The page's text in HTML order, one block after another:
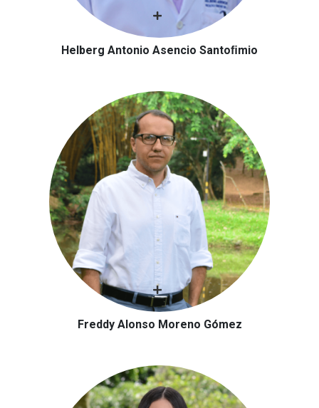
Helberg Antonio Asencio Santoﬁmio
Freddy Alonso Moreno Gómez